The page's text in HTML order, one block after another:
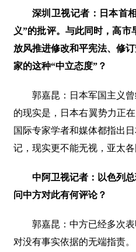
深圳卫视记者：日本首
义”的批评。与此同时，高
放风推进修改和平宪法、修
家的这种“中立态度”？
郭嘉昆：日本军国主义
的现实是，日本右翼势力正
国际专家学者和媒体都指出
记，现实更不能无视，亚太
中阿卫视记者：以色列
问中方对此有何评论？
郭嘉昆：中方已经多次
对没有事实依据的无端指责。